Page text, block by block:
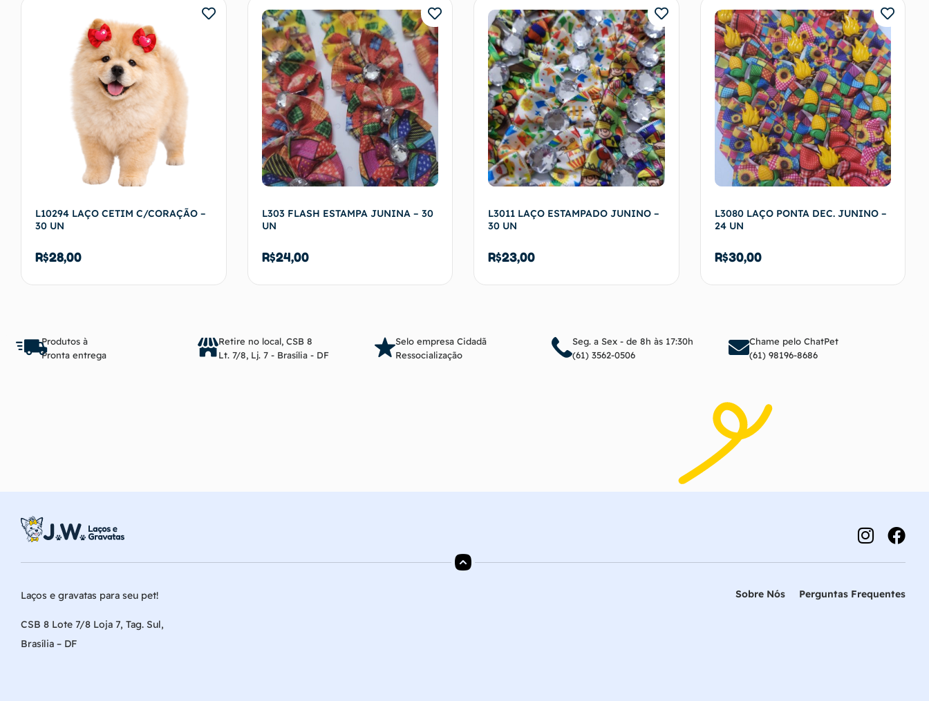
L10294 LAÇO CETIM C/CORAÇÃO –
30 UN
R$28,00
L303 FLASH ESTAMPA JUNINA – 30
UN
R$24,00
Adicionar ao carrinho
L3011 LAÇO ESTAMPADO JUNINO –
30 UN
R$23,00
Adicionar ao carrinho
L3080 LAÇO PONTA DEC. JUNINO –
24 UN
R$30,00
Adicionar ao carrinho
Produtos à
Pronta entrega
Retire no local, CSB 8
Lt. 7/8, Lj. 7 - Brasília - DF
Selo empresa Cidadã
Ressocialização
Seg. a Sex - de 8h às 17:30h
(61) 3562-0506
Chame pelo ChatPet
(61) 98196-8686
Laços e gravatas para seu pet!
CSB 8 Lote 7/8 Loja 7, Tag. Sul,
Brasília – DF
Sobre Nós Perguntas Frequentes